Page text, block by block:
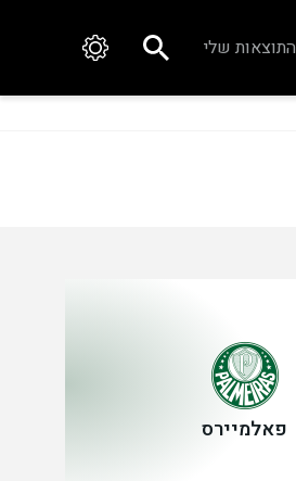
התוצאות שלי
פאלמיירס